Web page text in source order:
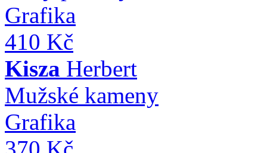
Grafika
410 Kč
Kisza Herbert
Mužské kameny
Grafika